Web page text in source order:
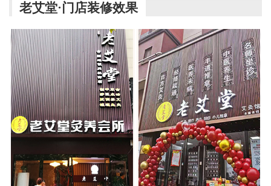
老艾堂·门店装修效果